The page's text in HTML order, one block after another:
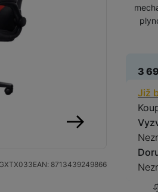
3
Již
EAN: 8713439249866